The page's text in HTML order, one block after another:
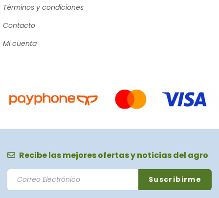
Términos y condiciones
Contacto
Mi cuenta
Recibe las mejores ofertas y noticias del agro